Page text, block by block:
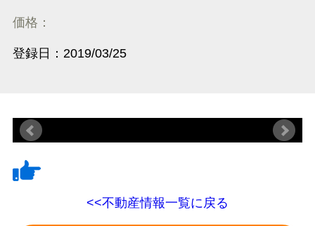
価格：
登録日：2019/03/25
<<不動産情報一覧に戻る